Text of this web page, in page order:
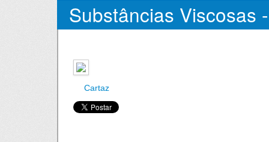
Substâncias Viscosas
Cartaz